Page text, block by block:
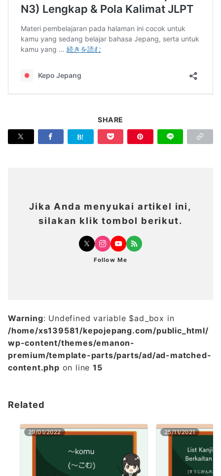
SHARE
Jika Anda menyukai artikel ini,
silakan klik tombol berikut.
Follow Me
Warning: Undefined variable $ad_box in
/home/xs139581/kepojepang.com/public_html/
wp-content/themes/emanon-
premium/template-parts/parts/ad/ad-matched-
content.php on line15
Related
29/01/2022 25/11/2021